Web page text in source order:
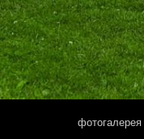
фотогалерея